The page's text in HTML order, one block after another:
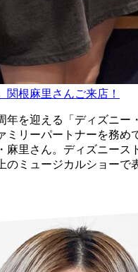
関根麻里さんご来店！
年を迎える「ディズニー
リーパートナーを務め
麻里さん。ディズニース
のミュージカルショーで